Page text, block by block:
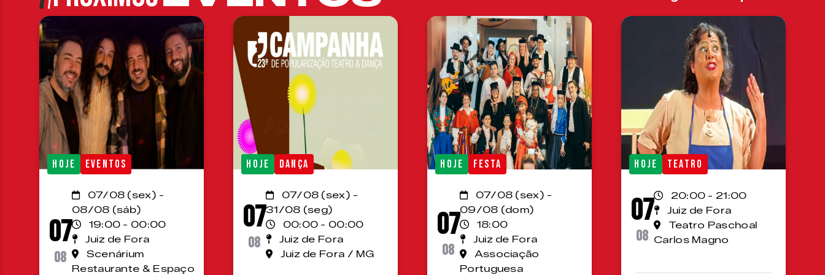
HOJE EVENTOS
07
08
07/08 (sex) -
08/08 (sáb)
19:00 - 00:00
Juiz de Fora
Scenárium
Restaurante & Espaço
HOJE DANÇA
07
08
07/08 (sex) -
31/08 (seg)
00:00 - 00:00
Juiz de Fora
Juiz de Fora / MG
HOJE FESTA
07
08
07/08 (sex) -
09/08 (dom)
18:00
Juiz de Fora
Associação
Portuguesa
HOJE TEATRO
07
08
20:00 - 21:00
Juiz de Fora
Teatro Paschoal
Carlos Magno